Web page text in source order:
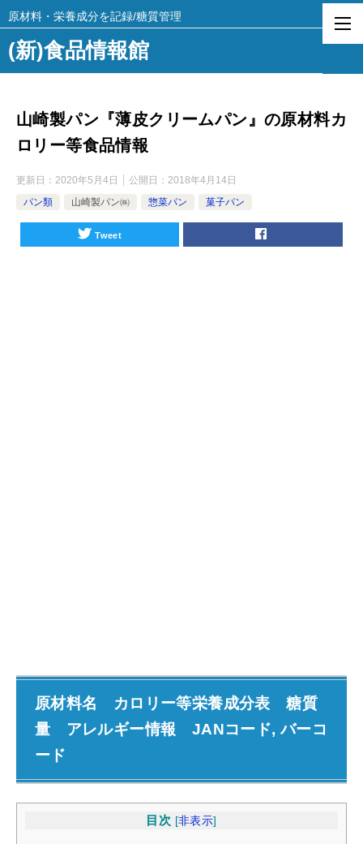
(新)食品情報館
原材料・栄養成分を記録/糖質管理
山崎製パン『薄皮クリームパン』の原材料カ
ロリー等食品情報
更新日： 2020年5月4日 公開日： 2018年4月14日
パン類
山崎製パン㈱ 惣菜パン 菓子パン
Tweet
原材料名 カロリー等栄養成分表 糖質
量 アレルギー情報 JANコード, バーコ
ード
目次 [非表示]